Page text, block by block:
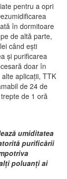
pentru a opri
în dormitoare
de altă parte,
când ești
și purificarea
doar în
aplicații, TTK
de 24 de
de 1 oră
umiditatea
purificării
poluanți ai